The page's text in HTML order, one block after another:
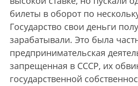
билеты в оборот по
Государство свои деньги
зарабатывали. Это была
предпринимательская
запрещенная в СССР, их
государственной